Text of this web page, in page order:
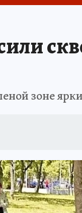
зоне